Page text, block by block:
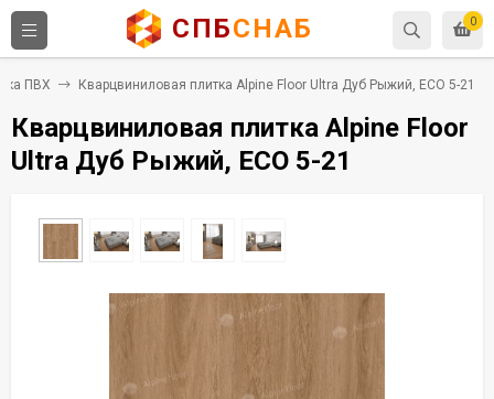
0
СПБСНАБ
ПВХ Кварцвиниловая плитка Alpine Floor Ultra Дуб Рыжий, ECO 5-21
Кварцвиниловая плитка Alpine Floor
Ultra Дуб Рыжий, ECO 5-21